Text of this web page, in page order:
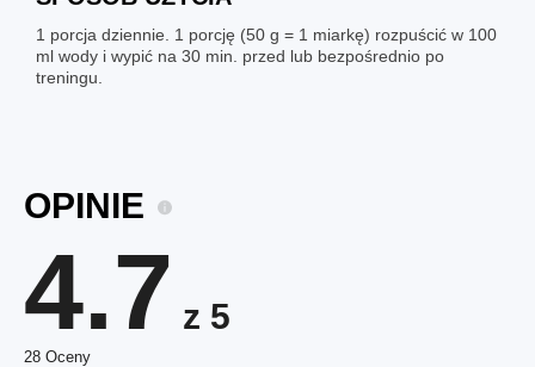
1 porcja dziennie. 1 porcję (50 g = 1 miarkę) rozpuścić w 100
ml wody i wypić na 30 min. przed lub bezpośrednio po
treningu.
OPINIE
4.7 z 5
28 Oceny